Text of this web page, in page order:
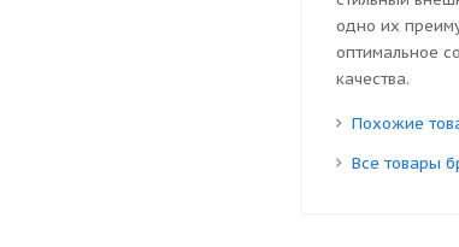
одно их
оптимальное
качества.
Похожие
Все товары